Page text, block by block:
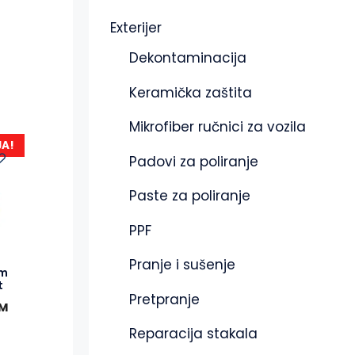
Exterijer
Dekontaminacija
Keramička zaštita
Mikrofiber ručnici za vozila
Padovi za poliranje
Paste za poliranje
PPF
Pranje i sušenje
Pretpranje
Reparacija stakala